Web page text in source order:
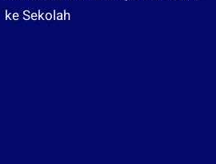
ke Sekolah